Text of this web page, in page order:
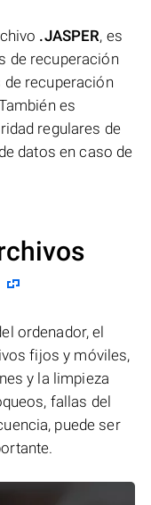
.JASPER, es
de recuperación
recuperación
es
regulares de
datos en caso de
ordenador, el
fijos y móviles,
y la limpieza
fallas del
puede ser